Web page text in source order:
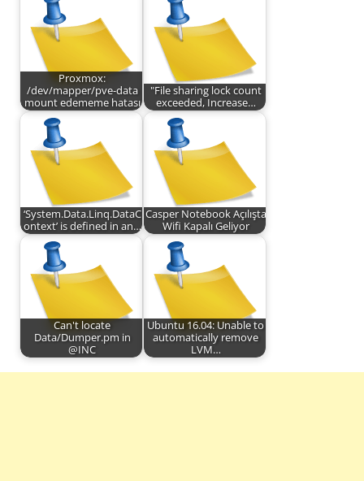
Proxmox:
/dev/mapper/pve-data
mount edememe hatası
"File sharing lock count
exceeded, Increase…
‘System.Data.Linq.DataC
ontext’ is defined in an…
Casper Notebook Açılışta
Wifi Kapalı Geliyor
Can't locate
Data/Dumper.pm in
@INC
Ubuntu 16.04: Unable to
automatically remove
LVM…